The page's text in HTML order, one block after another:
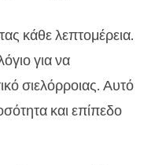
κάθε λεπτομέρεια.
για να
σιελόρροιας. Αυτό
και επίπεδο